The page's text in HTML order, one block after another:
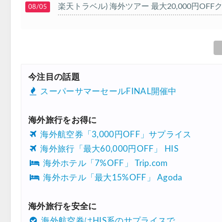
08/05 楽天トラベル) 海外ツアー 最大20,000円OFF
Trip.com) 海外ホテル2%OFFクーポン TRIP1
08/01 Trip.com) 海外航空券1%OFFクーポン TRIP2
07/30 Trip.com) ホテル 1,500円OFFクーポン
07/30 楽天トラベル) 海外ツアー 最大10,000円OFFク
07/30 Trip.com) 航空券 1,500円OFFクーポン
07/27 Trip.com) NY/ロンドン/タイ ホテル 10%OFFク
今注目の話題
スーパーサマーセールFINAL開催中
海外旅行をお得に
海外航空券「3,000円OFF」サプライス
海外旅行「最大60,000円OFF」 HIS
海外ホテル「7%OFF」 Trip.com
海外ホテル「最大15%OFF」 Agoda
海外旅行を安全に